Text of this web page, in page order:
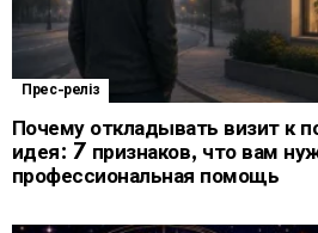
Прес-реліз
Почему откладывать визит к
идея: 7 признаков, что вам
профессиональная помощь